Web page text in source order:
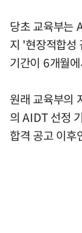
당초 교육부는
지 '현장적합성
기간이 6개월
원래 교육부의
의 AIDT 선정
합격 공고 이후